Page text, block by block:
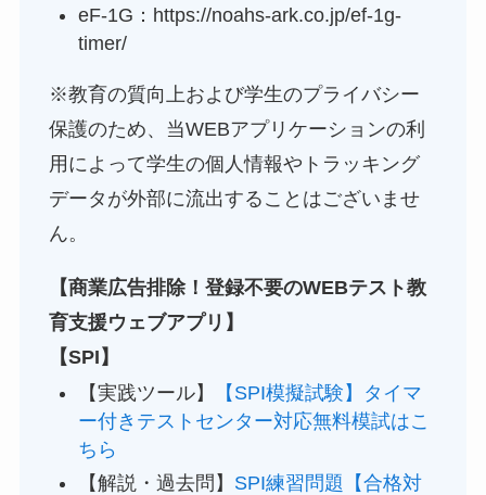
eF-1G：https://noahs-ark.co.jp/ef-1g-
timer/
※教育の質向上および学生のプライバシー
保護のため、当WEBアプリケーションの利
用によって学生の個人情報やトラッキング
データが外部に流出することはございませ
ん。
【商業広告排除！登録不要のWEBテスト教
育支援ウェブアプリ】
【SPI】
【実践ツール】
【SPI模擬試験】タイマ
ー付きテストセンター対応無料模試はこ
ちら
【解説・過去問】 SPI練習問題【合格対